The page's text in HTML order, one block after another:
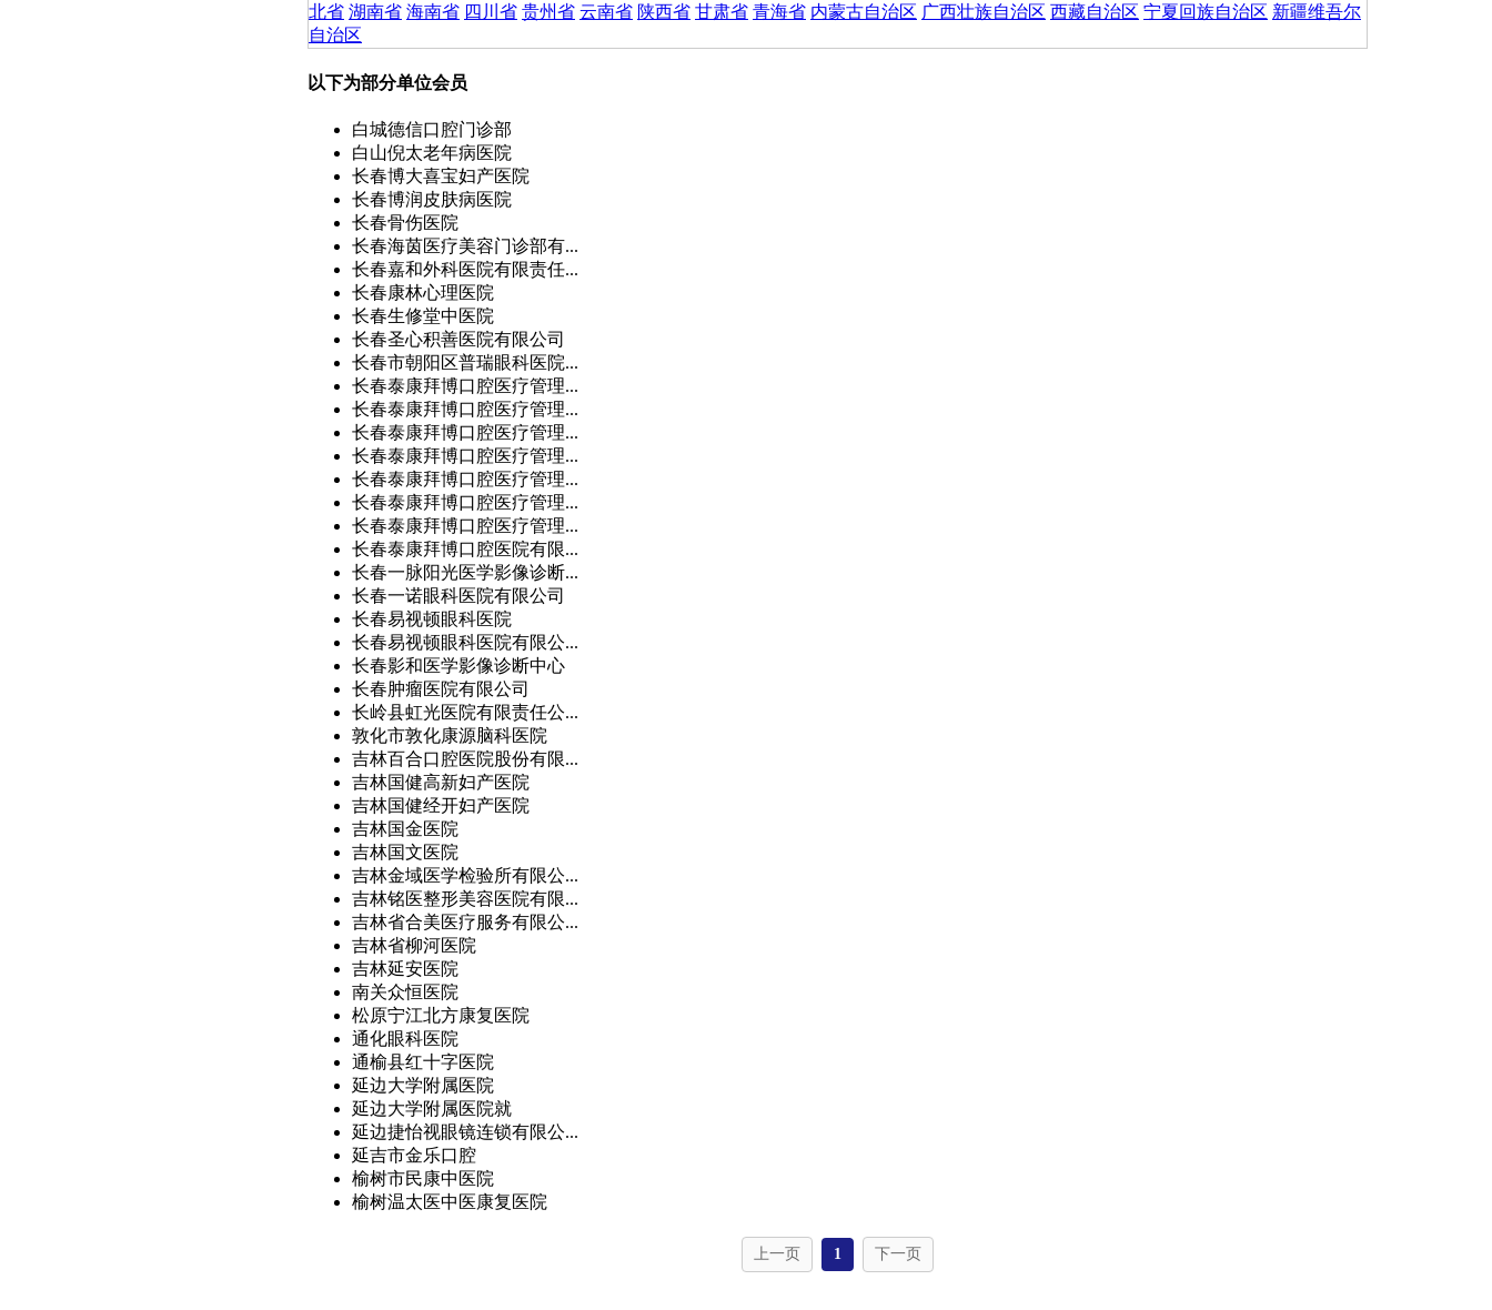
北省 湖南省 海南省 四川省 贵州省 云南省 陕西省 甘肃省 青海省 内蒙古自治区 广西壮族自治区 西藏自治区 宁夏回族自治区 新疆维吾尔
自治区
以下为部分单位会员
白城德信口腔门诊部
白山倪太老年病医院
长春博大喜宝妇产医院
长春博润皮肤病医院
长春骨伤医院
长春海茵医疗美容门诊部有...
长春嘉和外科医院有限责任...
长春康林心理医院
长春生修堂中医院
长春圣心积善医院有限公司
长春市朝阳区普瑞眼科医院...
长春泰康拜博口腔医疗管理...
长春泰康拜博口腔医疗管理...
长春泰康拜博口腔医疗管理...
长春泰康拜博口腔医疗管理...
长春泰康拜博口腔医疗管理...
长春泰康拜博口腔医疗管理...
长春泰康拜博口腔医疗管理...
长春泰康拜博口腔医院有限...
长春一脉阳光医学影像诊断...
长春一诺眼科医院有限公司
长春易视顿眼科医院
长春易视顿眼科医院有限公...
长春影和医学影像诊断中心
长春肿瘤医院有限公司
长岭县虹光医院有限责任公...
敦化市敦化康源脑科医院
吉林百合口腔医院股份有限...
吉林国健高新妇产医院
吉林国健经开妇产医院
吉林国金医院
吉林国文医院
吉林金域医学检验所有限公...
吉林铭医整形美容医院有限...
吉林省合美医疗服务有限公...
吉林省柳河医院
吉林延安医院
南关众恒医院
松原宁江北方康复医院
通化眼科医院
通榆县红十字医院
延边大学附属医院
延边大学附属医院就
延边捷怡视眼镜连锁有限公...
延吉市金乐口腔
榆树市民康中医院
榆树温太医中医康复医院
上一页 1 下一页